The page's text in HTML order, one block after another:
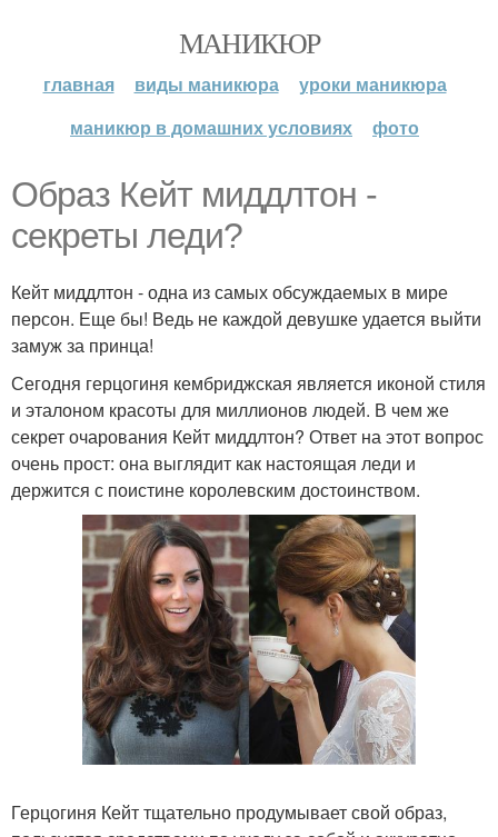
МАНИКЮР
главная виды маникюра
уроки маникюра
маникюр в домашних условиях
фото
Образ Кейт миддлтон -
секреты леди?
Кейт миддлтон - одна из самых обсуждаемых в мире
персон. Еще бы! Ведь не каждой девушке удается выйти
замуж за принца!
Сегодня герцогиня кембриджская является иконой стиля
и эталоном красоты для миллионов людей. В чем же
секрет очарования Кейт миддлтон? Ответ на этот вопрос
очень прост: она выглядит как настоящая леди и
держится с поистине королевским достоинством.
Герцогиня Кейт тщательно продумывает свой образ,